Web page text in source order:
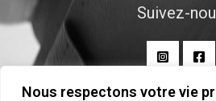
Nous respectons votre vie
Suivez-